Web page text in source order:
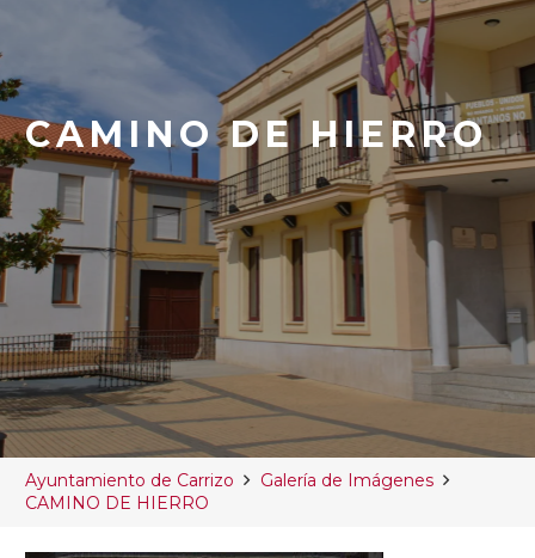
CAMINO DE HIERRO
Ayuntamiento de Carrizo
Galería de Imágenes
CAMINO DE HIERRO